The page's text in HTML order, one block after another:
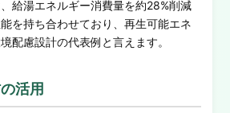
給湯エネルギー消費量を約28%削減
を持ち合わせており、再生可能エネ
配慮設計の代表例と言えます。
活用